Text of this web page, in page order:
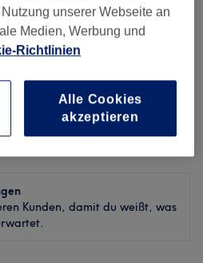
Nach Sternen filtern
Kunden, damit du weißt, was
unserer Webseite an
Medien, Werbung und
Richtlinien
Alle Cookies
akzeptieren